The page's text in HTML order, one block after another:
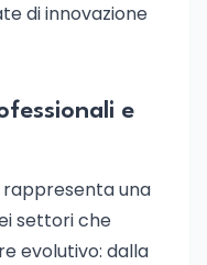
di innovazione
e
rappresenta una
settori che
evolutivo: dalla